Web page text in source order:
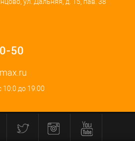
50
10:0 до 19:00